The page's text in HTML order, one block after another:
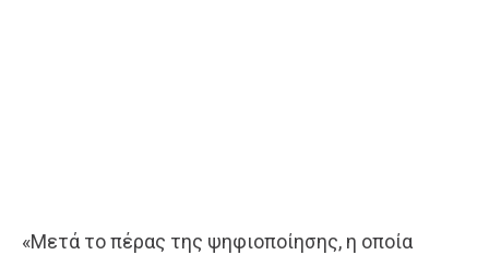
«Μετά το πέρας της ψηφιοποίησης, η οποία